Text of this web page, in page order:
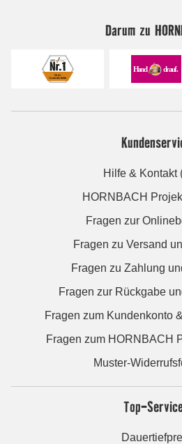
Darum zu
Hilfe & Kontakt
HORNBACH
Fragen zur
Fragen zu Versand
Fragen zu Zahlung
Fragen zur Rückgabe
Fragen zum Kundenkonto
Fragen zum HORNBACH
Muster-
Top-